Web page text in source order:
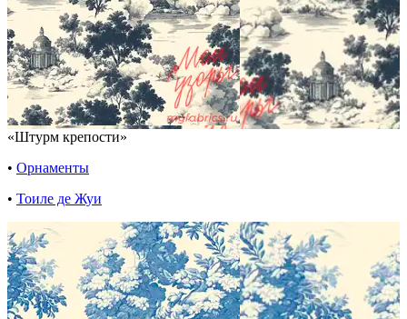
«Штурм крепости»
• Орнаменты
• Тоиле де Жуи